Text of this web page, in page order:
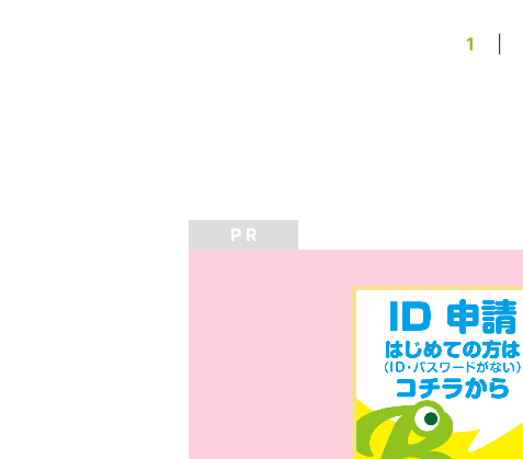
1
P R